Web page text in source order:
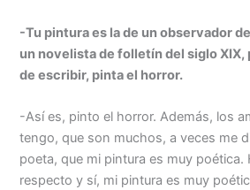
-Tu pintura es la de un observador
un novelista de folletín del siglo XIX,
de escribir, pinta el horror.
-Así es, pinto el horror. Además, los
tengo, que son muchos, a veces me
poeta, que mi pintura es muy poética.
respecto y sí, mi pintura es muy